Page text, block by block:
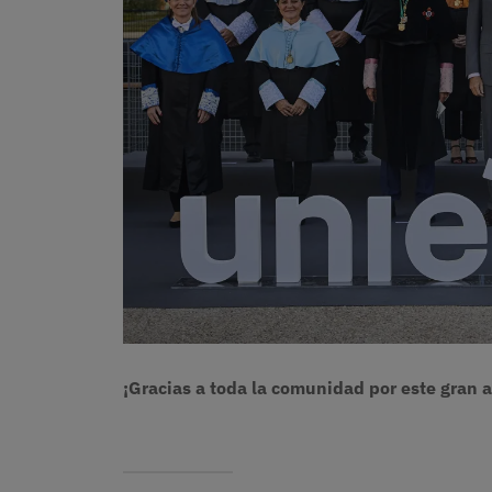
¡Gracias a toda la comunidad por este gran